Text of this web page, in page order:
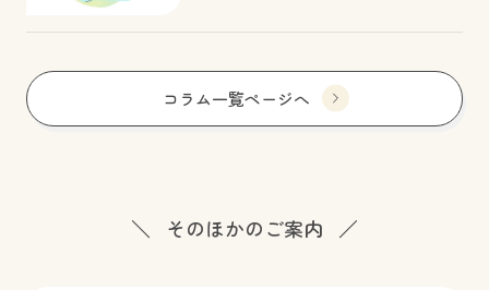
コラム一覧ページへ
そのほかのご案内